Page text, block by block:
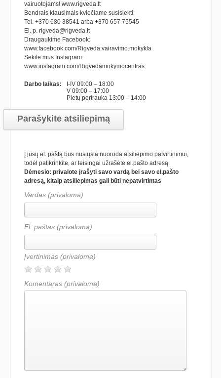
vairuotojams! www.rigveda.lt
Bendrais klausimais kviečiame susisiekti:
Tel. +370 680 38541 arba +370 657 75545
El. p. rigveda@rigveda.lt
Draugaukime Facebook:
www.facebook.com/Rigveda.vairavimo.mokykla
Sekite mus Instagram:
www.instagram.com/Rigvedamokymocentras
Darbo laikas:
I-IV 09:00 – 18:00
V 09:00 – 17:00
Pietų pertrauka 13:00 – 14:00
Parašykite atsiliepimą
Į jūsų el. paštą bus nusiųsta nuoroda atsiliepimo patvirtinimui,
todėl patikrinkite, ar teisingai užrašėte el.pašto adresą
Dėmesio: privalote įrašyti savo vardą bei savo el.pašto
adresą, kitaip atsiliepimas gali būti nepatvirtintas
Vardas (privaloma)
El. paštas (privaloma)
Įvertinimas (privaloma)
Komentaras (privaloma)